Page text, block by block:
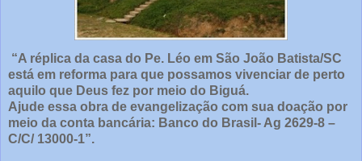
“A réplica da casa do Pe. Léo em São João Batista/SC
está em reforma para que possamos vivenciar de perto
aquilo que Deus fez por meio do Biguá.
Ajude essa obra de evangelização com sua doação por
meio da conta bancária: Banco do Brasil- Ag 2629-8 –
C/C/ 13000-1”.